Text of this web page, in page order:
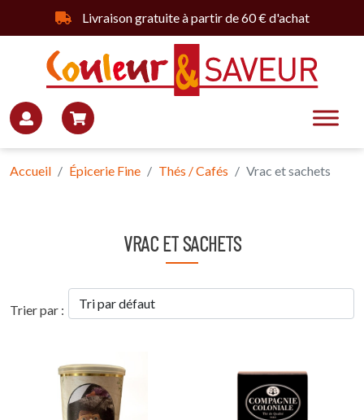
Livraison gratuite à partir de 60 € d'achat
Accueil Épicerie Fine Thés / Cafés Vrac et sachets
VRAC ET SACHETS
Trier par :